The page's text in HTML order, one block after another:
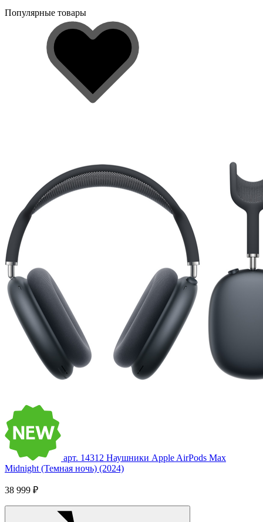
Популярные товары
арт. 14312 Наушники Apple AirPods Max
Midnight (Темная ночь) (2024)
38 999 ₽